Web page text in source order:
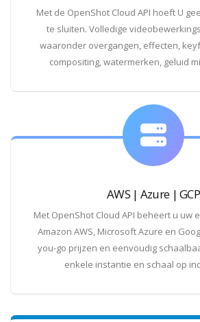
Met de OpenShot Cloud API hoeft U
te sluiten. Volledige
waaronder overgangen, effecten,
compositing, watermerken, geluid
AWS | Azure | GCP
Met OpenShot Cloud API beheert u uw
Amazon AWS, Microsoft Azure en
you-go prijzen en eenvoudig
enkele instantie en schaal op